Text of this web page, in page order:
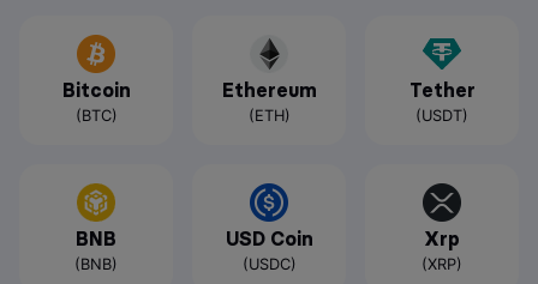
Bitcoin
(BTC)
Ethereum
(ETH)
Tether
(USDT)
BNB
(BNB)
USD Coin
(USDC)
Xrp
(XRP)